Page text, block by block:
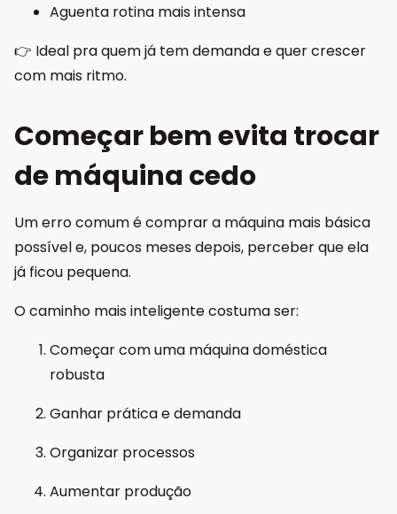
Aguenta rotina mais intensa
👉 Ideal pra quem já tem demanda e quer crescer
com mais ritmo.
Começar bem evita trocar
de máquina cedo
Um erro comum é comprar a máquina mais básica
possível e, poucos meses depois, perceber que ela
já ficou pequena.
O caminho mais inteligente costuma ser:
Começar com uma máquina doméstica
robusta
Ganhar prática e demanda
Organizar processos
Aumentar produção